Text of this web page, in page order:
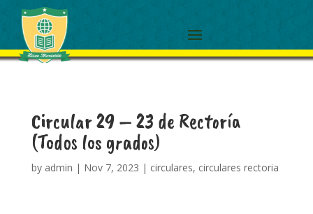
Circular 29 – 23 de Rectoría
(Todos los grados)
by admin | Nov 7, 2023 | circulares, circulares rectoria